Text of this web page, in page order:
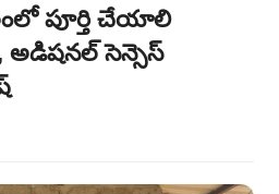
పూర్తి చేయాలి
అడిషనల్ సెన్సెస్